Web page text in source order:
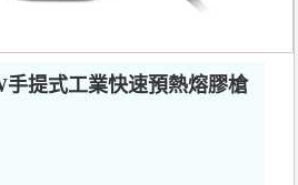
提式工業快速預熱熔膠槍